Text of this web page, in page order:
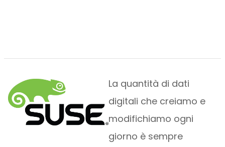
La quantità di dati
digitali che creiamo e
modifichiamo ogni
giorno è sempre